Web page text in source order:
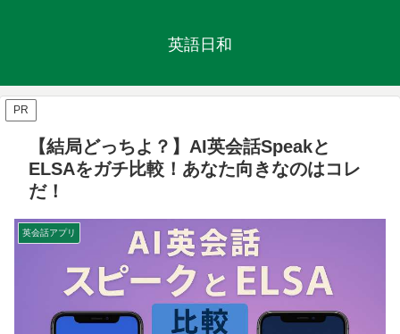
英語日和
PR
【結局どっちよ？】AI英会話Speakと
ELSAをガチ比較！あなた向きなのはコレ
だ！
英会話アプリ